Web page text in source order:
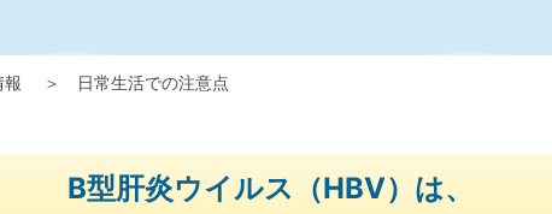
報 日常生活での注意点
B型肝炎ウイルス（HBV）は、